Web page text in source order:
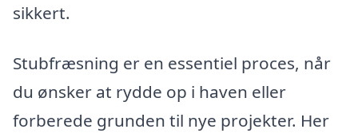
sikkert.
Stubfræsning er en essentiel proces, når
du ønsker at rydde op i haven eller
forberede grunden til nye projekter. Her